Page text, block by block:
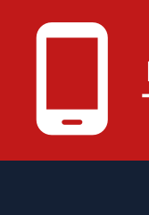
phone_android